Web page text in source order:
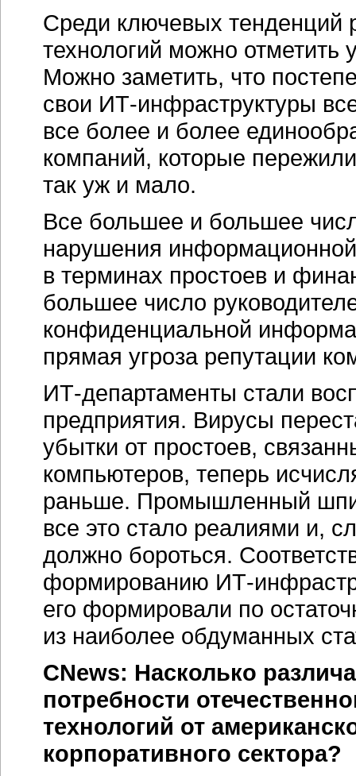
Среди ключевых тенденций
технологий можно
Можно заметить, что
свои ИТ-инфраструктуры
все более и более
компаний, которые
так уж и мало.
Все большее и большее
нарушения
в терминах простоев и
большее число
конфиденциальной
прямая угроза репутации
ИТ-департаменты стали
предприятия. Вирусы
убытки от простоев,
компьютеров, теперь
раньше. Промышленный
все это стало реалиями и,
должно бороться.
формированию ИТ-
его формировали по
из наиболее обдуманных
CNews: Насколько
потребности
технологий от
корпоративного сектора?